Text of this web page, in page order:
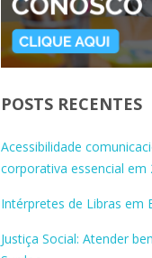
POSTS RECENTES
Acessibilidade
corporativa essencial em
Intérpretes de Libras em
Justiça Social: Atender